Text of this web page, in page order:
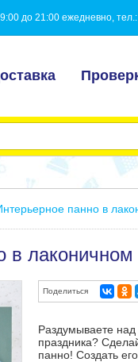
до 21:00 ежедневно, тел.:
панно в
в лаконичном
Поделиться
Раздумываете
праздника?
панно! Создать